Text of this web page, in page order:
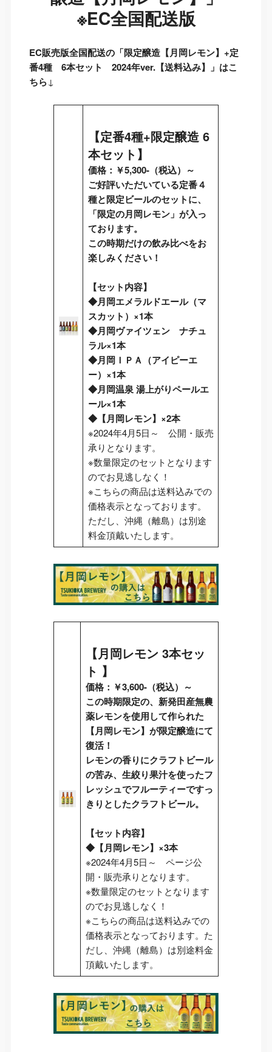
※EC全国配送版
EC販売版全国配送の「限定醸造【月岡レモン】+定
番4種 6本セット 2024年ver.【送料込み】 」はこ
ちら↓
【定番4種+限定醸造 6
本セット 】
価格：￥5,300-（税込）～
ご好評いただいている定番４
種と限定ビールのセットに、
「限定の月岡レモン」が入っ
ております。
この時期だけの飲み比べをお
楽しみください！
【セット内容】
◆月岡エメラルドエール（マ
スカット）×1本
◆月岡ヴァイツェン ナチュ
ラル×1本
◆月岡ＩＰＡ（アイピーエ
ー）×1本
◆月岡温泉 湯上がりペールエ
ール×1本
◆【月岡レモン】×2本
※2024年4月5日～ 公開・販売
承りとなります。
※数量限定のセットとなります
のでお見逃しなく！
※こちらの商品は送料込みでの
価格表示となっております。
ただし、沖縄（離島）は別途
料金頂戴いたします。
【月岡レモン 3本セッ
ト 】
価格：￥3,600-（税込）～
この時期限定の、新発田産無農
薬レモンを使用して作られた
【月岡レモン】が限定醸造にて
復活！
レモンの香りにクラフトビール
の苦み、生絞り果汁を使ったフ
レッシュでフルーティーですっ
きりとしたクラフトビール。
【セット内容】
◆【月岡レモン】×3本
※2024年4月5日～ ページ公
開・販売承りとなります。
※数量限定のセットとなります
のでお見逃しなく！
※こちらの商品は送料込みでの
価格表示となっております。た
だし、沖縄（離島）は別途料金
頂戴いたします。